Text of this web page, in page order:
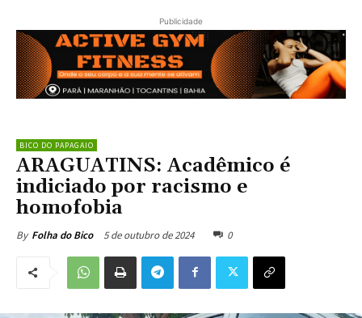
Publicidade
BICO DO PAPAGAIO
ARAGUATINS: Acadêmico é
indiciado por racismo e
homofobia
By Folha do Bico 5 de outubro de 2024 0